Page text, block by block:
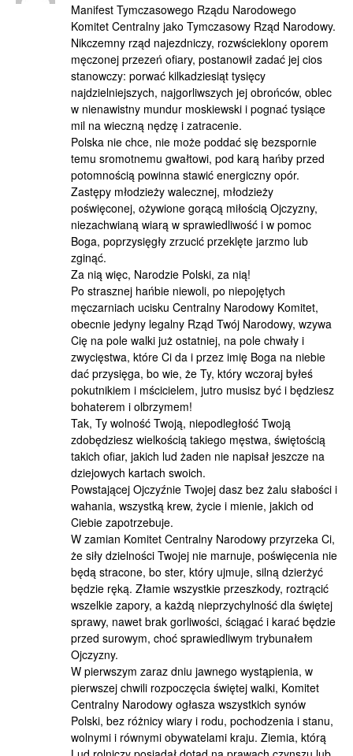
Manifest Tymczasowego Rządu Narodowego
Komitet Centralny jako Tymczasowy Rząd Narodowy.
Nikczemny rząd najezdniczy, rozwścieklony oporem
męczonej przezeń ofiary, postanowił zadać jej cios
stanowczy: porwać kilkadziesiąt tysięcy
najdzielniejszych, najgorliwszych jej obrońców, oblec
w nienawistny mundur moskiewski i pognać tysiące
mil na wieczną nędzę i zatracenie.
Polska nie chce, nie może poddać się bezspornie
temu sromotnemu gwałtowi, pod karą hańby przed
potomnością powinna stawić energiczny opór.
Zastępy młodzieży walecznej, młodzieży
poświęconej, ożywione gorącą miłością Ojczyzny,
niezachwianą wiarą w sprawiedliwość i w pomoc
Boga, poprzysięgły zrzucić przeklęte jarzmo lub
zginąć.
Za nią więc, Narodzie Polski, za nią!
Po strasznej hańbie niewoli, po niepojętych
męczarniach ucisku Centralny Narodowy Komitet,
obecnie jedyny legalny Rząd Twój Narodowy, wzywa
Cię na pole walki już ostatniej, na pole chwały i
zwycięstwa, które Ci da i przez imię Boga na niebie
dać przysięga, bo wie, że Ty, który wczoraj byłeś
pokutnikiem i mścicielem, jutro musisz być i będziesz
bohaterem i olbrzymem!
Tak, Ty wolność Twoją, niepodległość Twoją
zdobędziesz wielkością takiego męstwa, świętością
takich ofiar, jakich lud żaden nie napisał jeszcze na
dziejowych kartach swoich.
Powstającej Ojczyźnie Twojej dasz bez żalu słabości i
wahania, wszystką krew, życie i mienie, jakich od
Ciebie zapotrzebuje.
W zamian Komitet Centralny Narodowy przyrzeka Ci,
że siły dzielności Twojej nie marnuje, poświęcenia nie
będą stracone, bo ster, który ujmuje, silną dzierżyć
będzie ręką. Złamie wszystkie przeszkody, roztrącić
wszelkie zapory, a każdą nieprzychylność dla świętej
sprawy, nawet brak gorliwości, ściągać i karać będzie
przed surowym, choć sprawiedliwym trybunałem
Ojczyzny.
W pierwszym zaraz dniu jawnego wystąpienia, w
pierwszej chwili rozpoczęcia świętej walki, Komitet
Centralny Narodowy ogłasza wszystkich synów
Polski, bez różnicy wiary i rodu, pochodzenia i stanu,
wolnymi i równymi obywatelami kraju. Ziemia, którą